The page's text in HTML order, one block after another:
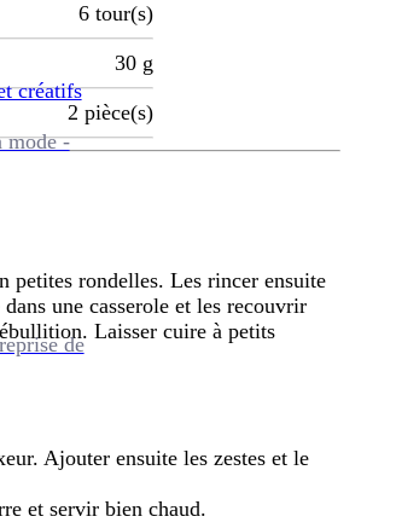
créatifs
mode -
de
6 tour(s)
30 g
2 pièce(s)
petites rondelles. Les rincer ensuite
une casserole et les recouvrir
Laisser cuire à petits
Ajouter ensuite les zestes et le
et servir bien chaud.